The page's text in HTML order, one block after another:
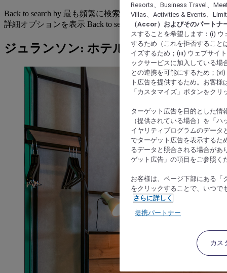
Back to search by 最も頻繁に検索されています
詳細オプションを表示 Back to search by categories
ジュランソン: ホテルを検索する
Resorts、Business Travel、
Villas、Activities & Events、
（Accor）およびそのパートナ
スすることを希望します：(i)
するため（これを拒否すること
イズするため；(iii) ウェブサイ
ックサービスに加入している場
との連携を可能にするため；
ト広告を提供するため。お客
「カスタマイズ」ボタンをク
ターゲット広告を目的とした情
（提供されている場合）を「
イヤリティプログラムのデータ
でターゲット広告を表示するた
るデータと照合される場合があ
ゲット広告」の項目をご参照く
お客様は、ページ下部にある「
をクリックすることで、いつで
さらに詳しく
提携パートナー
カス